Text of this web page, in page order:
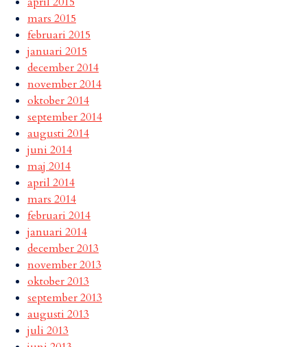
mars 2015
februari 2015
januari 2015
december 2014
november 2014
oktober 2014
september 2014
augusti 2014
juni 2014
maj 2014
april 2014
mars 2014
februari 2014
januari 2014
december 2013
november 2013
oktober 2013
september 2013
augusti 2013
juli 2013